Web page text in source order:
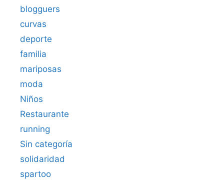
blogguers
curvas
deporte
familia
mariposas
moda
Niños
Restaurante
running
Sin categoría
solidaridad
spartoo